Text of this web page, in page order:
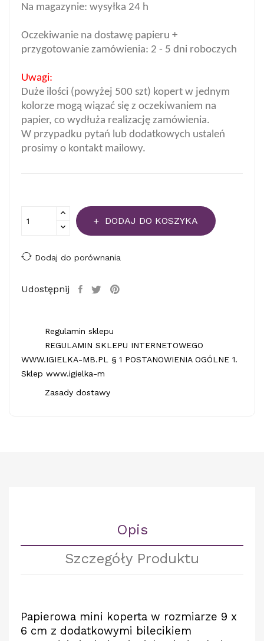
Na magazynie: wysyłka 24 h
Oczekiwanie na dostawę papieru +
przygotowanie zamówienia: 2 - 5 dni roboczych
Uwagi:
Duże ilości (powyżej 500 szt) kopert w jednym
kolorze mogą wiązać się z oczekiwaniem na
papier, co wydłuża realizację zamówienia.
W przypadku pytań lub dodatkowych ustaleń
prosimy o kontakt mailowy.
DODAJ DO KOSZYKA
Dodaj do porównania
Udostępnij
Regulamin sklepu
REGULAMIN SKLEPU INTERNETOWEGO
WWW.IGIELKA-MB.PL § 1 POSTANOWIENIA OGÓLNE 1.
Sklep www.igielka-m
Zasady dostawy
Opis
Szczegóły Produktu
Papierowa mini koperta w rozmiarze 9 x
6 cm z dodatkowymi bilecikiem